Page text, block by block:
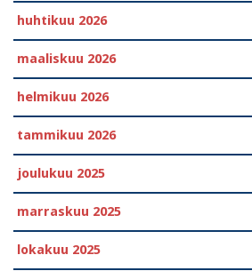
huhtikuu 2026
maaliskuu 2026
helmikuu 2026
tammikuu 2026
joulukuu 2025
marraskuu 2025
lokakuu 2025